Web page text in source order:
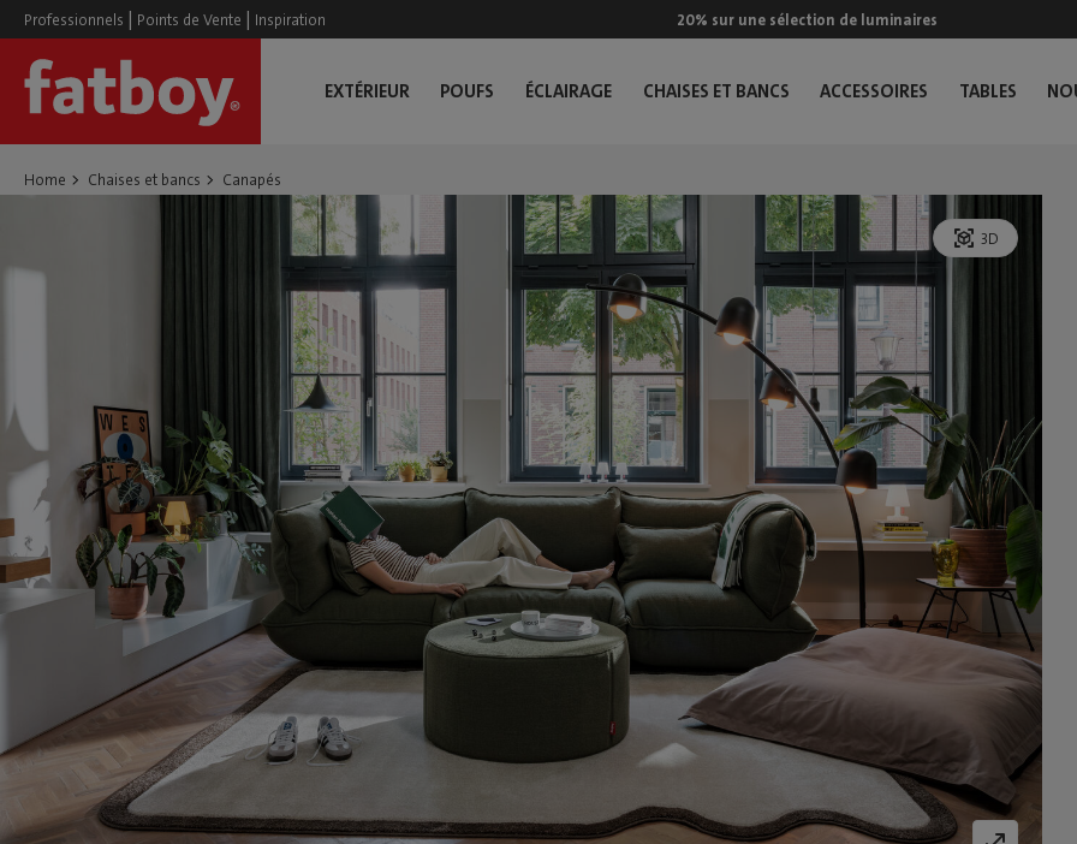
Professionnels | Points de Vente | Inspiration 20% sur une sélection de luminaires
EXTÉRIEUR POUFS ÉCLAIRAGE CHAISES ET BANCS ACCESSOIRES TABLES
Home Chaises et bancs Canapés
3D